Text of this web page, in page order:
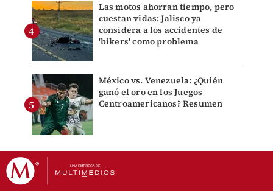
Las motos ahorran tiempo, pero
cuestan vidas: Jalisco ya
considera a los accidentes de
'bikers' como problema
México vs. Venezuela: ¿Quién
ganó el oro en los Juegos
Centroamericanos? Resumen